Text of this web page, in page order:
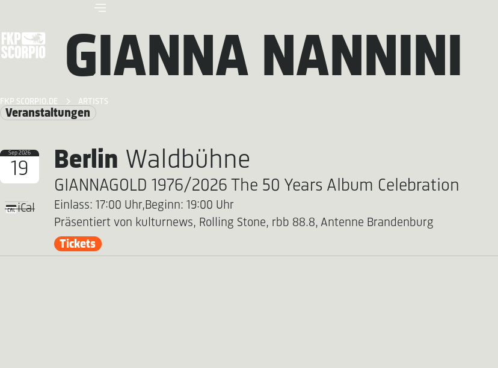
FKP SCORPIO.DE ARTISTS
GIANNA NANNINI
Veranstaltungen
Sep 2026
19
iCal
Berlin Waldbühne
GIANNAGOLD 1976/2026 The 50 Years Album Celebration
Einlass: 17:00 Uhr,Beginn: 19:00 Uhr
Präsentiert von kulturnews, Rolling Stone, rbb 88.8, Antenne Brandenburg
Tickets